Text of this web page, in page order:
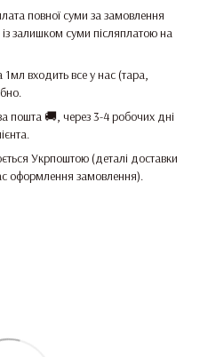
повної суми за замовлення
залишком суми післяплатою на
входить все у нас (тара,
пошта 🚚, через 3-4 робочих дні
Укрпоштою (деталі доставки
оформлення замовлення).